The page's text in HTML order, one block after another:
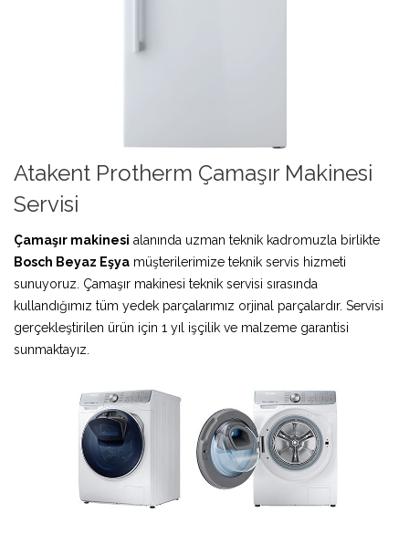
Atakent Protherm Çamaşır Makinesi
Servisi
Çamaşır makinesi alanında uzman teknik kadromuzla birlikte
Bosch Beyaz Eşya müşterilerimize teknik servis hizmeti
sunuyoruz. Çamaşır makinesi teknik servisi sırasında
kullandığımız tüm yedek parçalarımız orjinal parçalardır. Servisi
gerçekleştirilen ürün için 1 yıl işçilik ve malzeme garantisi
sunmaktayız.